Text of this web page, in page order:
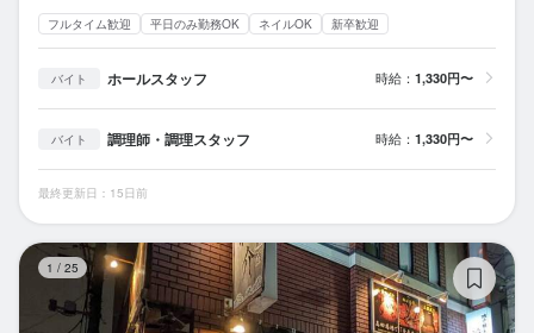
フルタイム歓迎 平日のみ勤務OK ネイルOK 新卒歓迎
バイト ホールスタッフ 時給： 1,330円〜
バイト 調理師・調理スタッフ 時給： 1,330円〜
最終更新日：15日前
1 / 25